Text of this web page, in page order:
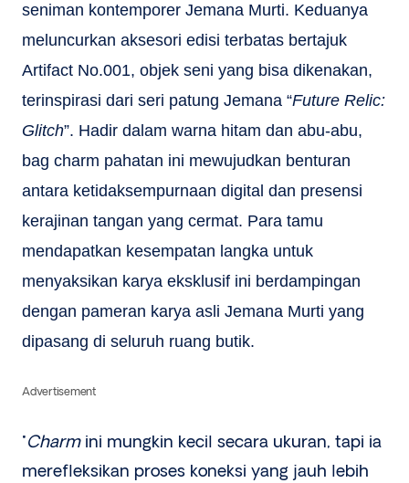
seniman kontemporer Jemana Murti. Keduanya
meluncurkan aksesori edisi terbatas bertajuk
Artifact No.001, objek seni yang bisa dikenakan,
terinspirasi dari seri patung Jemana “Future Relic:
Glitch”. Hadir dalam warna hitam dan abu-abu,
bag charm pahatan ini mewujudkan benturan
antara ketidaksempurnaan digital dan presensi
kerajinan tangan yang cermat. Para tamu
mendapatkan kesempatan langka untuk
menyaksikan karya eksklusif ini berdampingan
dengan pameran karya asli Jemana Murti yang
dipasang di seluruh ruang butik.
Advertisement
"Charmini mungkin kecil secara ukuran, tapi ia
merefleksikan proses koneksi yang jauh lebih